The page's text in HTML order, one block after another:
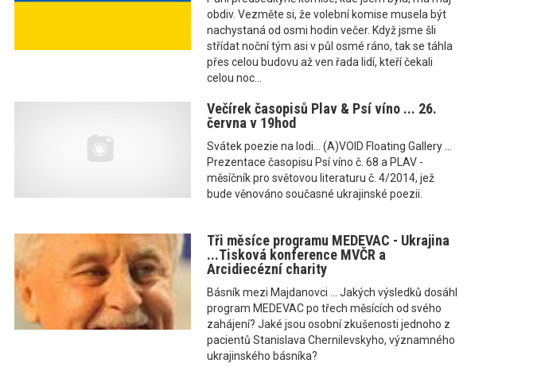
obdiv. Vezměte si, že volební komise musela být
nachystaná od osmi hodin večer. Když jsme šli
střídat noční tým asi v půl osmé ráno, tak se táhla
přes celou budovu až ven řada lidí, kteří čekali
celou noc...
Večírek časopisů Plav & Psí víno ... 26.
června v 19hod
Svátek poezie na lodi... (A)VOID Floating Gallery ...
Prezentace časopisu Psí víno č. 68 a PLAV -
měsíčník pro světovou literaturu č. 4/2014, jež
bude věnováno současné ukrajinské poezii.
Tři měsíce programu MEDEVAC - Ukrajina
...Tisková konference MVČR a
Arcidiecézní charity
Básník mezi Majdanovci ... Jakých výsledků dosáhl
program MEDEVAC po třech měsících od svého
zahájení? Jaké jsou osobní zkušenosti jednoho z
pacientů Stanislava Chernilevskyho, významného
ukrajinského básníka?